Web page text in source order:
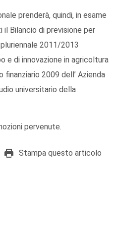
prenderà, quindi, in esame
Bilancio di previsione per
2011/2013
e di innovazione in agricoltura
finanziario 2009 dell’ Azienda
universitario della
pervenute.
Stampa questo articolo